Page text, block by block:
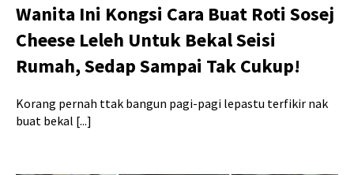
Wanita Ini Kongsi Cara Buat Roti Sosej
Cheese Leleh Untuk Bekal Seisi
Rumah, Sedap Sampai Tak Cukup!
Korang pernah ttak bangun pagi-pagi lepastu terfikir nak
buat bekal [...]